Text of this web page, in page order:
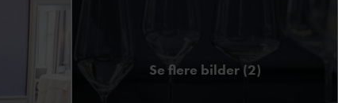
Se flere bilder (2)